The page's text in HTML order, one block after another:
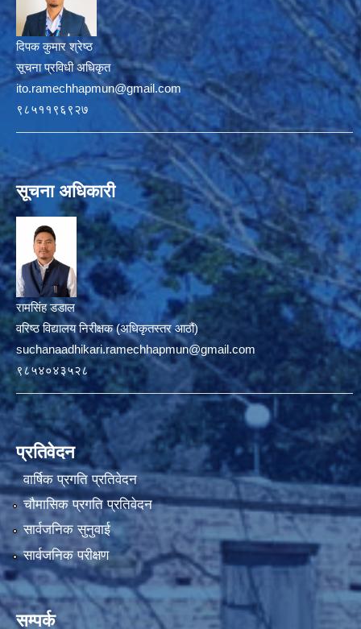
दिपक कुमार श्रेष्ठ
सूचना प्रविधी अधिकृत
ito.ramechhapmun@gmail.com
९८५११९६९२७
सूचना अधिकारी
रामसिंह डडाल
वरिष्ठ विद्यालय निरीक्षक (अधिकृतस्तर आठौं)
suchanaadhikari.ramechhapmun@gmail.com
९८५४०४३५२८
प्रतिवेदन
वार्षिक प्रगति प्रतिवेदन
चौमासिक प्रगति प्रतिवेदन
सार्वजनिक सुनुवाई
सार्वजनिक परीक्षण
सम्पर्क